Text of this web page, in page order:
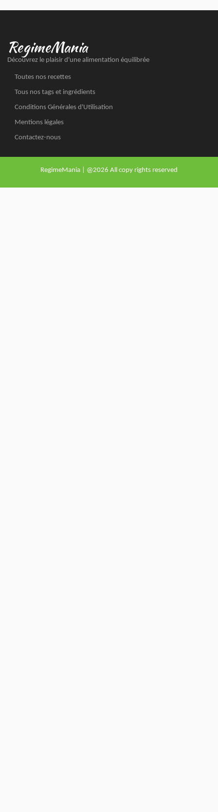
RegimeMania
Découvrez le plaisir d'une alimentation équilibrée
Toutes nos recettes
Tous nos tags et ingrédients
Conditions Générales d'Utilisation
Mentions légales
Contactez-nous
RegimeMania | @2026 All copy rights reserved